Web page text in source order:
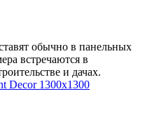
обычно в панельных
встречаются в
и дачах.
Decor 1300x1300